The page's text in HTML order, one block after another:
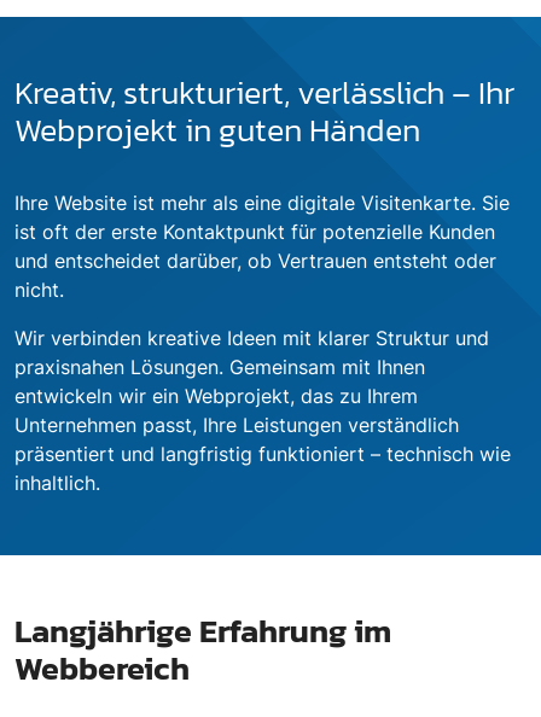
Kreativ, strukturiert, verlässlich – Ihr
Webprojekt in guten Händen
Ihre Website ist mehr als eine digitale Visitenkarte. Sie
ist oft der erste Kontaktpunkt für potenzielle Kunden
und entscheidet darüber, ob Vertrauen entsteht oder
nicht.
Wir verbinden kreative Ideen mit klarer Struktur und
praxisnahen Lösungen. Gemeinsam mit Ihnen
entwickeln wir ein Webprojekt, das zu Ihrem
Unternehmen passt, Ihre Leistungen verständlich
präsentiert und langfristig funktioniert – technisch wie
inhaltlich.
Langjährige Erfahrung im
Webbereich